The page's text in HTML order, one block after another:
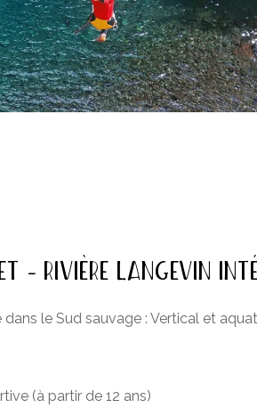
– RIVIÈRE LANGEVIN
le Sud sauvage : Vertical et
(à partir de 12 ans)